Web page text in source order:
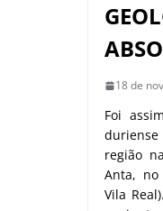
18 de
Foi
região
Anta, no
Vila